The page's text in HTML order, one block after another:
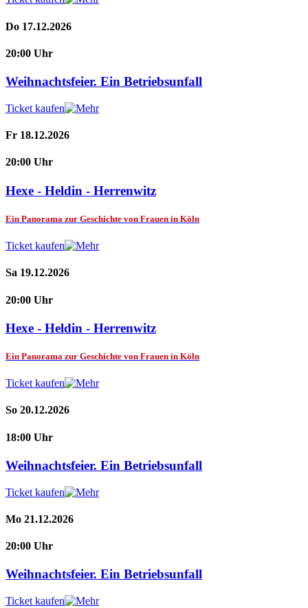
Do 17.12.2026
20:00 Uhr
Weihnachtsfeier. Ein Betriebsunfall
Ticket kaufen
Fr 18.12.2026
20:00 Uhr
Hexe - Heldin - Herrenwitz
Ein Panorama zur Geschichte von Frauen in Köln
Ticket kaufen
Sa 19.12.2026
20:00 Uhr
Hexe - Heldin - Herrenwitz
Ein Panorama zur Geschichte von Frauen in Köln
Ticket kaufen
So 20.12.2026
18:00 Uhr
Weihnachtsfeier. Ein Betriebsunfall
Ticket kaufen
Mo 21.12.2026
20:00 Uhr
Weihnachtsfeier. Ein Betriebsunfall
Ticket kaufen